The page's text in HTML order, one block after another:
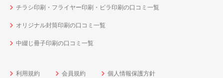
チラシ印刷・フライヤー印刷・ビラ印刷の口コミ一覧
オリジナル封筒印刷の口コミ一覧
中綴じ冊子印刷の口コミ一覧
利用規約 会員規約 個人情報保護方針